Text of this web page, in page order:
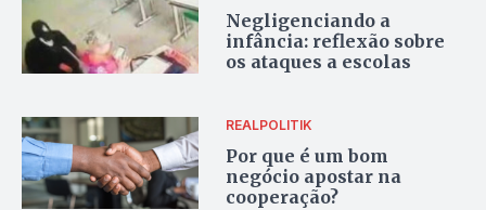
Negligenciando a
infância: reflexão sobre
os ataques a escolas
REALPOLITIK
Por que é um bom
negócio apostar na
cooperação?